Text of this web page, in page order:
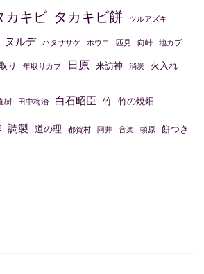
カキビ タカキビ餅 ツルアズキ
ヌルデ ハタササゲ ホウコ 匹見 向峠 地カブ
り 年取りカブ 日原 来訪神 消炭 火入れ
樹 田中梅治 白石昭臣 竹 竹の焼畑
調製 道の理 都賀村 阿井 音楽 頓原 餅つき